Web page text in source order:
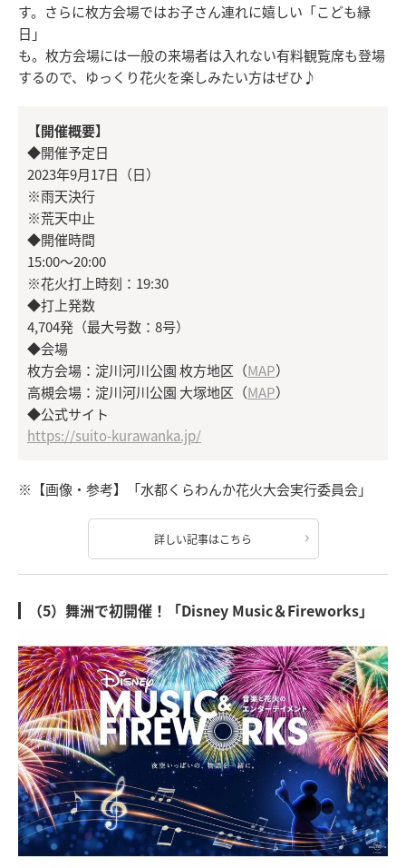
す。さらに枚方会場ではお子さん連れに嬉しい「こども縁
日」
も。枚方会場には一般の来場者は入れない有料観覧席も登場
するので、ゆっくり花火を楽しみたい方はぜひ♪
【開催概要】
◆開催予定日
2023年9月17日（日）
※雨天決行
※荒天中止
◆開催時間
15:00～20:00
※花火打上時刻：19:30
◆打上発数
4,704発（最大号数：8号）
◆会場
枚方会場：淀川河川公園 枚方地区（MAP）
高槻会場：淀川河川公園 大塚地区（MAP）
◆公式サイト
https://suito-kurawanka.jp/
※【画像・参考】「水都くらわんか花火大会実行委員会」
詳しい記事はこちら
（5）舞洲で初開催！「Disney Music＆Fireworks」